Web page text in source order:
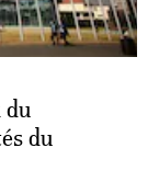
du
du